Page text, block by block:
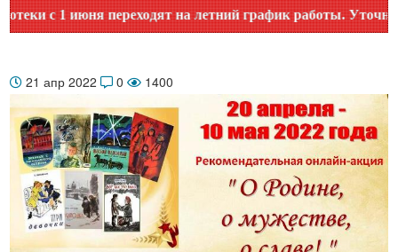
с 1 июня переходят на летний график работы.
21 апр 2022 0 1400